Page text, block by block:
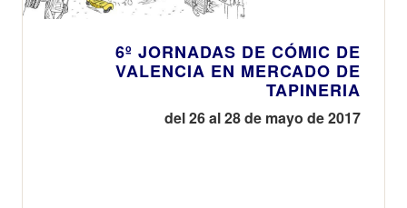
6º JORNADAS DE CÓMIC DE
VALENCIA EN MERCADO DE
TAPINERIA
del 26 al 28 de mayo de 2017